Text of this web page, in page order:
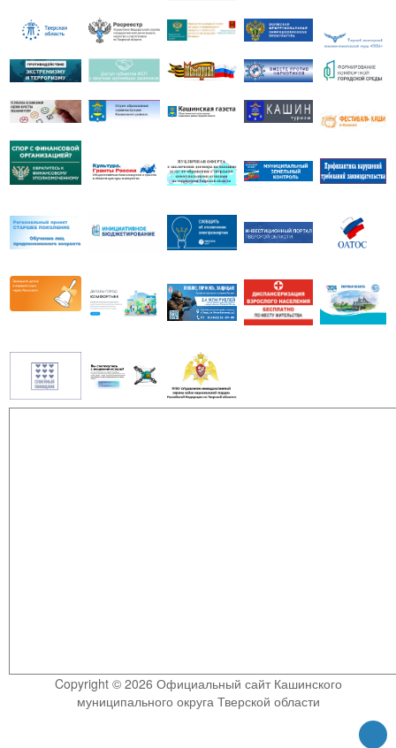
Copyright © 2026 Официальный сайт Кашинского
муниципального округа Тверской области